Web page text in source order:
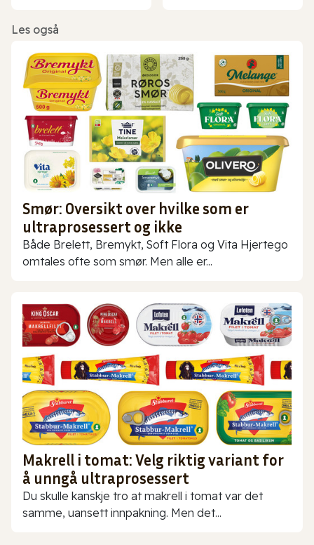
Les også
Smør: Oversikt over hvilke som er
ultraprosessert og ikke
Både Brelett, Bremykt, Soft Flora og Vita Hjertego
omtales ofte som smør. Men alle er...
Makrell i tomat: Velg riktig variant for
å unngå ultraprosessert
Du skulle kanskje tro at makrell i tomat var det
samme, uansett innpakning. Men det...